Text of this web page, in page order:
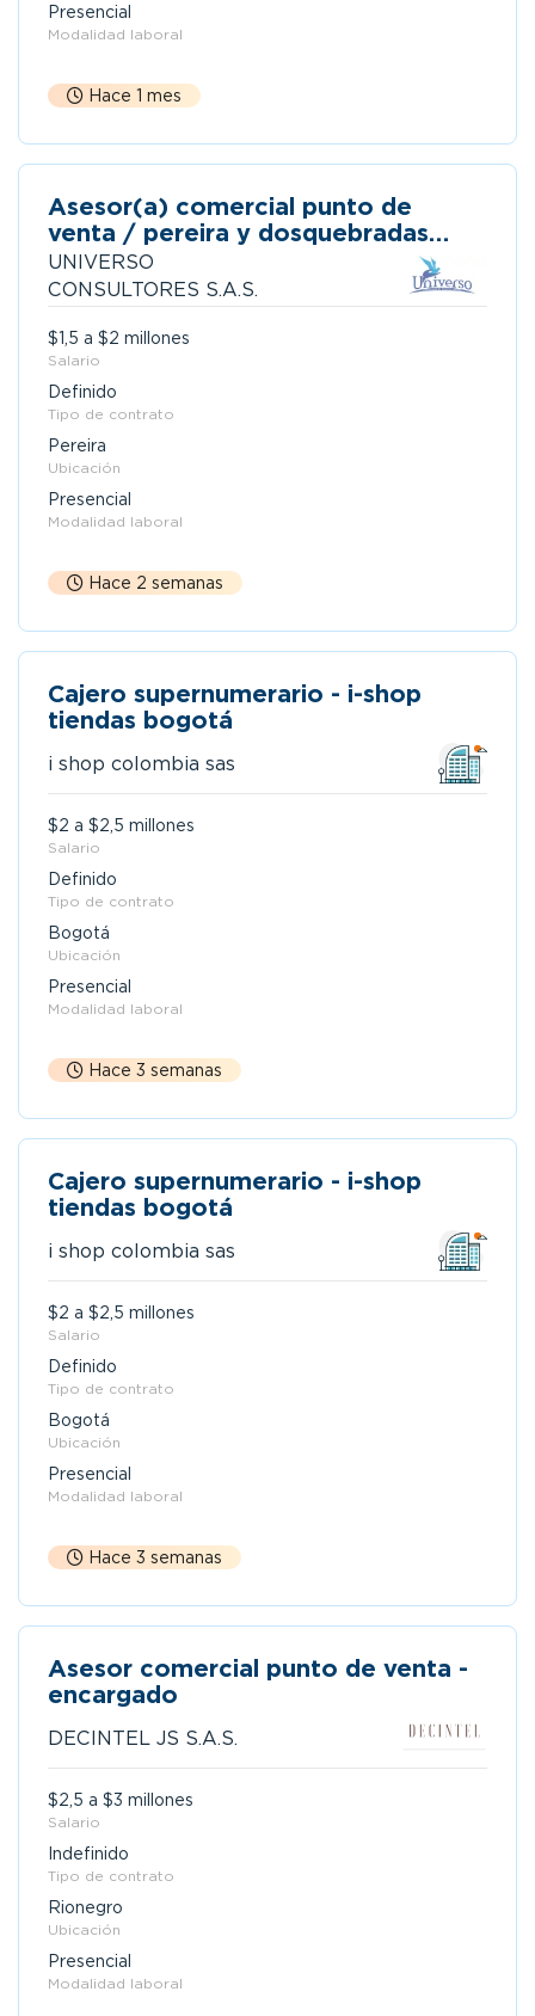
Presencial
Modalidad laboral
Hace 1 mes
Asesor(a) comercial punto de
venta / pereira y dosquebradas
risaralda
UNIVERSO
CONSULTORES S.A.S.
$1,5 a $2 millones
Salario
Definido
Tipo de contrato
Pereira
Ubicación
Presencial
Modalidad laboral
Hace 2 semanas
Cajero supernumerario - i-shop
tiendas bogotá
i shop colombia sas
$2 a $2,5 millones
Salario
Definido
Tipo de contrato
Bogotá
Ubicación
Presencial
Modalidad laboral
Hace 3 semanas
Cajero supernumerario - i-shop
tiendas bogotá
i shop colombia sas
$2 a $2,5 millones
Salario
Definido
Tipo de contrato
Bogotá
Ubicación
Presencial
Modalidad laboral
Hace 3 semanas
Asesor comercial punto de venta -
encargado
DECINTEL JS S.A.S.
$2,5 a $3 millones
Salario
Indefinido
Tipo de contrato
Rionegro
Ubicación
Presencial
Modalidad laboral